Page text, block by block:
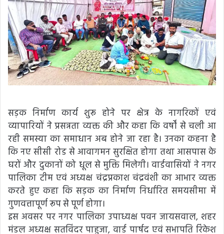
सड़क निर्माण कार्य शुरू होने पर क्षेत्र के नागरिकों एवं
व्यापारियों ने प्रसन्नता व्यक्त की और कहा कि वर्षों से चली आ
रही समस्या का समाधान अब होने जा रहा है। उनका कहना है
कि नए सीसी रोड से आवागमन सुरक्षित होगा तथा आसपास के
घरों और दुकानों को धूल से मुक्ति मिलेगी। वार्डवासियों ने नगर
पालिका टीम एवं अध्यक्ष चंद्रप्रकाश चंद्रवंशी का आभार व्यक्त
करते हुए कहा कि सड़क का निर्माण निर्धारित समयसीमा में
गुणवत्तापूर्ण रूप से पूर्ण होगा।
इस अवसर पर नगर पालिका उपाध्यक्ष पवन जायसवाल, शहर
मंडल अध्यक्ष सतविंदर पाहुजा, वार्ड पार्षद एवं सभापति रिंकेश